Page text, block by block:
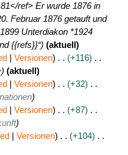
ref> Er wurde 1876 in
Februar 1876 getauft und
Unterdiakon *1924
{{refs}}“
aktuell
Versionen
+116
aktuell
Versionen
+32
Versionen
+87
Versionen
+104